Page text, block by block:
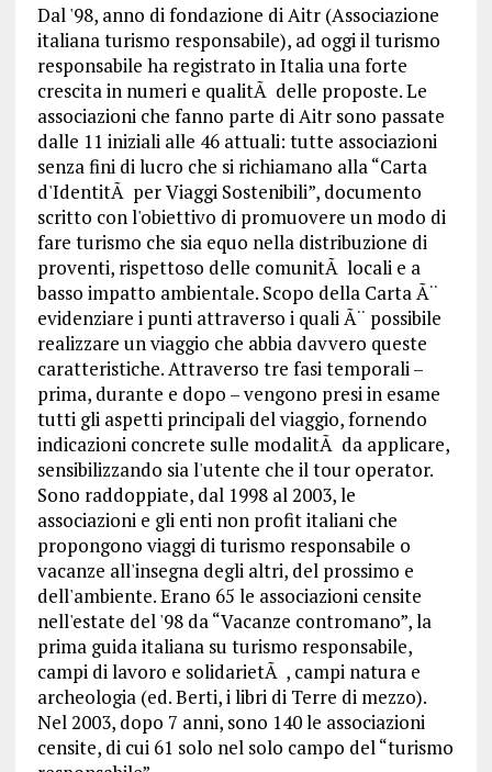
Dal '98, anno di fondazione di Aitr (Associazione
italiana turismo responsabile), ad oggi il turismo
responsabile ha registrato in Italia una forte
crescita in numeri e qualitÃ delle proposte. Le
associazioni che fanno parte di Aitr sono passate
dalle 11 iniziali alle 46 attuali: tutte associazioni
senza fini di lucro che si richiamano alla “Carta
d'IdentitÃ per Viaggi Sostenibili”, documento
scritto con l'obiettivo di promuovere un modo di
fare turismo che sia equo nella distribuzione di
proventi, rispettoso delle comunitÃ locali e a
basso impatto ambientale. Scopo della Carta Ã¨
evidenziare i punti attraverso i quali Ã¨ possibile
realizzare un viaggio che abbia davvero queste
caratteristiche. Attraverso tre fasi temporali –
prima, durante e dopo – vengono presi in esame
tutti gli aspetti principali del viaggio, fornendo
indicazioni concrete sulle modalitÃ da applicare,
sensibilizzando sia l'utente che il tour operator.
Sono raddoppiate, dal 1998 al 2003, le
associazioni e gli enti non profit italiani che
propongono viaggi di turismo responsabile o
vacanze all'insegna degli altri, del prossimo e
dell'ambiente. Erano 65 le associazioni censite
nell'estate del '98 da “Vacanze contromano”, la
prima guida italiana su turismo responsabile,
campi di lavoro e solidarietÃ , campi natura e
archeologia (ed. Berti, i libri di Terre di mezzo).
Nel 2003, dopo 7 anni, sono 140 le associazioni
censite, di cui 61 solo nel solo campo del “turismo